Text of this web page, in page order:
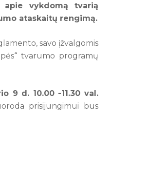
apie vykdomą tvarią
ataskaitų rengimą.
savo įžvalgomis
tvarumo programų
9 d. 10.00 -11.30 val.
prisijungimui bus